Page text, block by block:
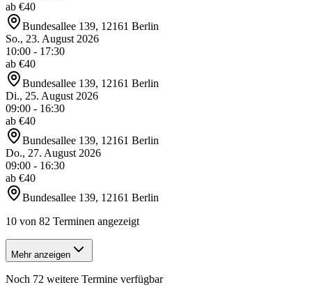
ab €40
Bundesallee 139, 12161 Berlin
So., 23. August 2026
10:00 - 17:30
ab €40
Bundesallee 139, 12161 Berlin
Di., 25. August 2026
09:00 - 16:30
ab €40
Bundesallee 139, 12161 Berlin
Do., 27. August 2026
09:00 - 16:30
ab €40
Bundesallee 139, 12161 Berlin
10 von 82 Terminen angezeigt
Mehr anzeigen
Noch 72 weitere Termine verfügbar